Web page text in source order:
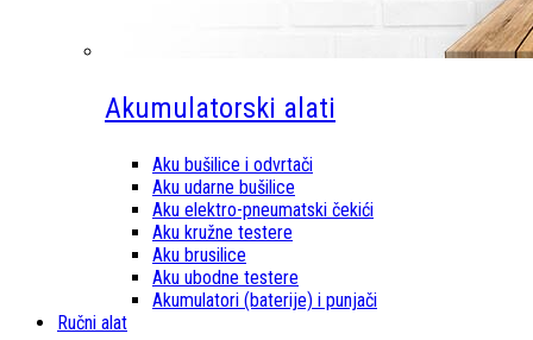
Akumulatorski alati
Aku bušilice i odvrtači
Aku udarne bušilice
Aku elektro-pneumatski čekići
Aku kružne testere
Aku brusilice
Aku ubodne testere
Akumulatori (baterije) i punjači
Ručni alat